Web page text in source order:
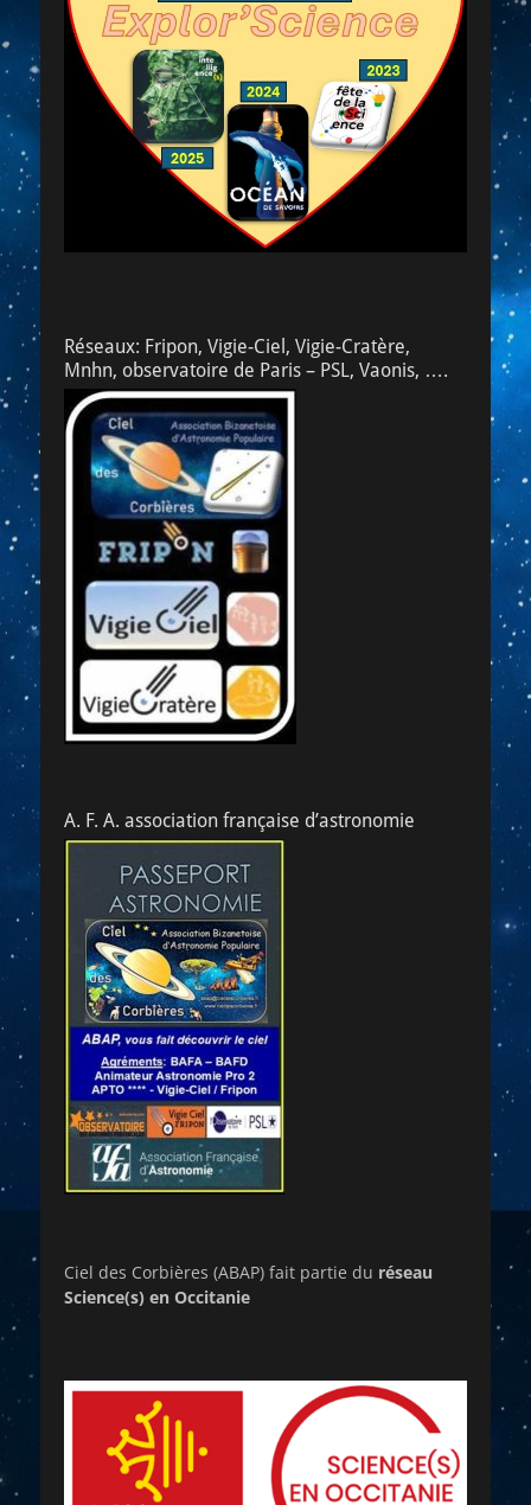
Réseaux: Fripon, Vigie-Ciel, Vigie-Cratère,
Mnhn, observatoire de Paris – PSL, Vaonis, ….
A. F. A. association française d’astronomie
Ciel des Corbières (ABAP) fait partie du réseau
Science(s) en Occitanie